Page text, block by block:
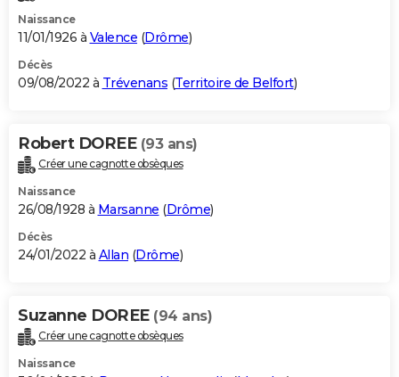
Naissance
11/01/1926 à Valence (Drôme)
Décès
09/08/2022 à Trévenans (Territoire de Belfort)
Robert DOREE (93 ans)
Créer une cagnotte obsèques
Naissance
26/08/1928 à Marsanne (Drôme)
Décès
24/01/2022 à Allan (Drôme)
Suzanne DOREE (94 ans)
Créer une cagnotte obsèques
Naissance